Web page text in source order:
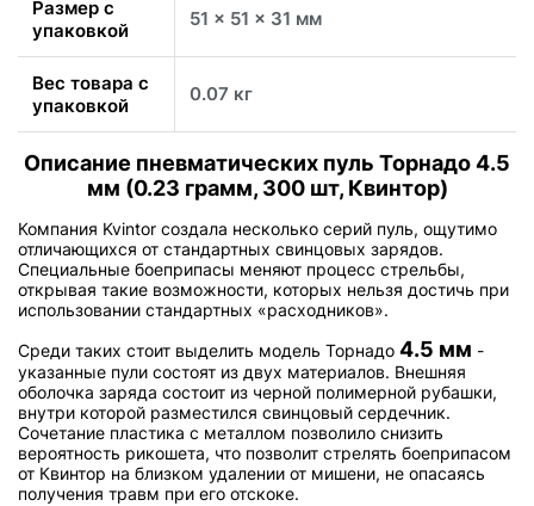
Размер с
упаковкой
51 x 51 x 31 мм
Вес товара с
упаковкой
0.07 кг
Описание пневматических пуль Торнадо 4.5
мм (0.23 грамм, 300 шт, Квинтор)
Компания Kvintor создала несколько серий пуль, ощутимо
отличающихся от стандартных свинцовых зарядов.
Специальные боеприпасы меняют процесс стрельбы,
открывая такие возможности, которых нельзя достичь при
использовании стандартных «расходников».
Среди таких стоит выделить модель Торнадо 4.5 мм -
указанные пули состоят из двух материалов. Внешняя
оболочка заряда состоит из черной полимерной рубашки,
внутри которой разместился свинцовый сердечник.
Сочетание пластика с металлом позволило снизить
вероятность рикошета, что позволит стрелять боеприпасом
от Квинтор на близком удалении от мишени, не опасаясь
получения травм при его отскоке.